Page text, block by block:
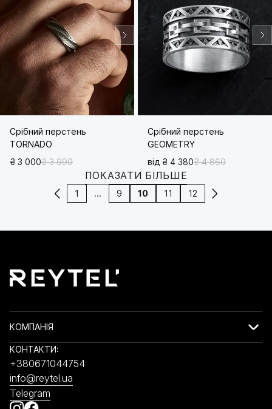
Срібний перстень
TORNADO
₴ 3 000₴ 3 990
Срібний перстень
GEOMETRY
від ₴ 4 380₴ 4 860
ПОКАЗАТИ БІЛЬШЕ
1 ... 9 10 11 12
КОМПАНІЯ
КОНТАКТИ:
+380671044754
info@reytel.ua
Telegram